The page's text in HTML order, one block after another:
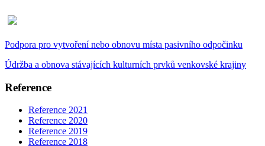
Podpora pro vytvoření nebo obnovu místa pasivního odpočinku
Údržba a obnova stávajících kulturních prvků venkovské krajiny
Reference
Reference 2021
Reference 2020
Reference 2019
Reference 2018